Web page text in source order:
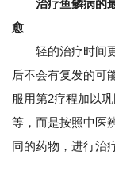
治疗鱼鳞病的
愈
轻的治疗时间更
后不会有复发的可
服用第2疗程加以
等，而是按照中医
同的药物，进行治